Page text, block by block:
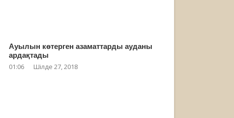
Ауылын көтерген азаматтарды ауданы
ардақтады
01:06 Шілде 27, 2018